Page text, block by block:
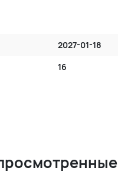
2027-01-18
16